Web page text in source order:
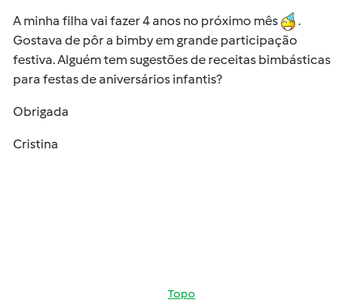
A minha filha vai fazer 4 anos no próximo mês
.
Gostava de pôr a bimby em grande participação
festiva. Alguém tem sugestões de receitas bimbásticas
para festas de aniversários infantis?
Obrigada
Cristina
Topo